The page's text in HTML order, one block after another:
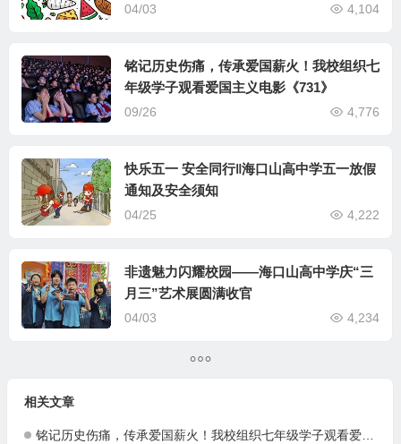
04/03 4,104
铭记历史伤痛，传承爱国薪火！我校组织七
年级学子观看爱国主义电影《731》
09/26 4,776
快乐五一 安全同行‖海口山高中学五一放假
通知及安全须知
04/25 4,222
非遗魅力闪耀校园——海口山高中学庆“三
月三”艺术展圆满收官
04/03 4,234
相关文章
铭记历史伤痛，传承爱国薪火！我校组织七年级学子观看爱国主义电影《731》